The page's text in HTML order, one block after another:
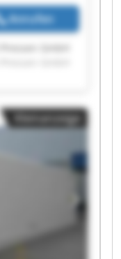
Anrufen
GmbH
GmbH
GmbH
GmbH
GmbH
GmbH
GmbH
Kleinanzeige